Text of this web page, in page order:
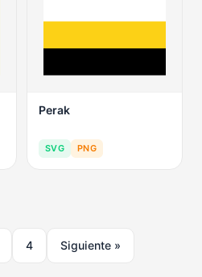
Perak
SVG PNG
4 Siguiente »